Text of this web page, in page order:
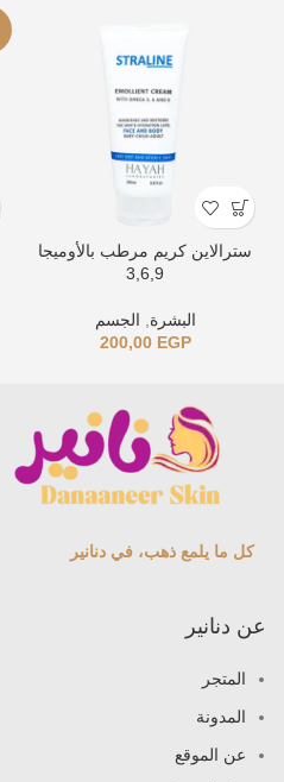
سترالاين كريم مرطب بالأوميجا
3,6,9
البشرة, الجسم
200,00 EGP
كل ما يلمع ذهب، في دنانير
عن دنانير
المتجر
المدونة
عن الموقع